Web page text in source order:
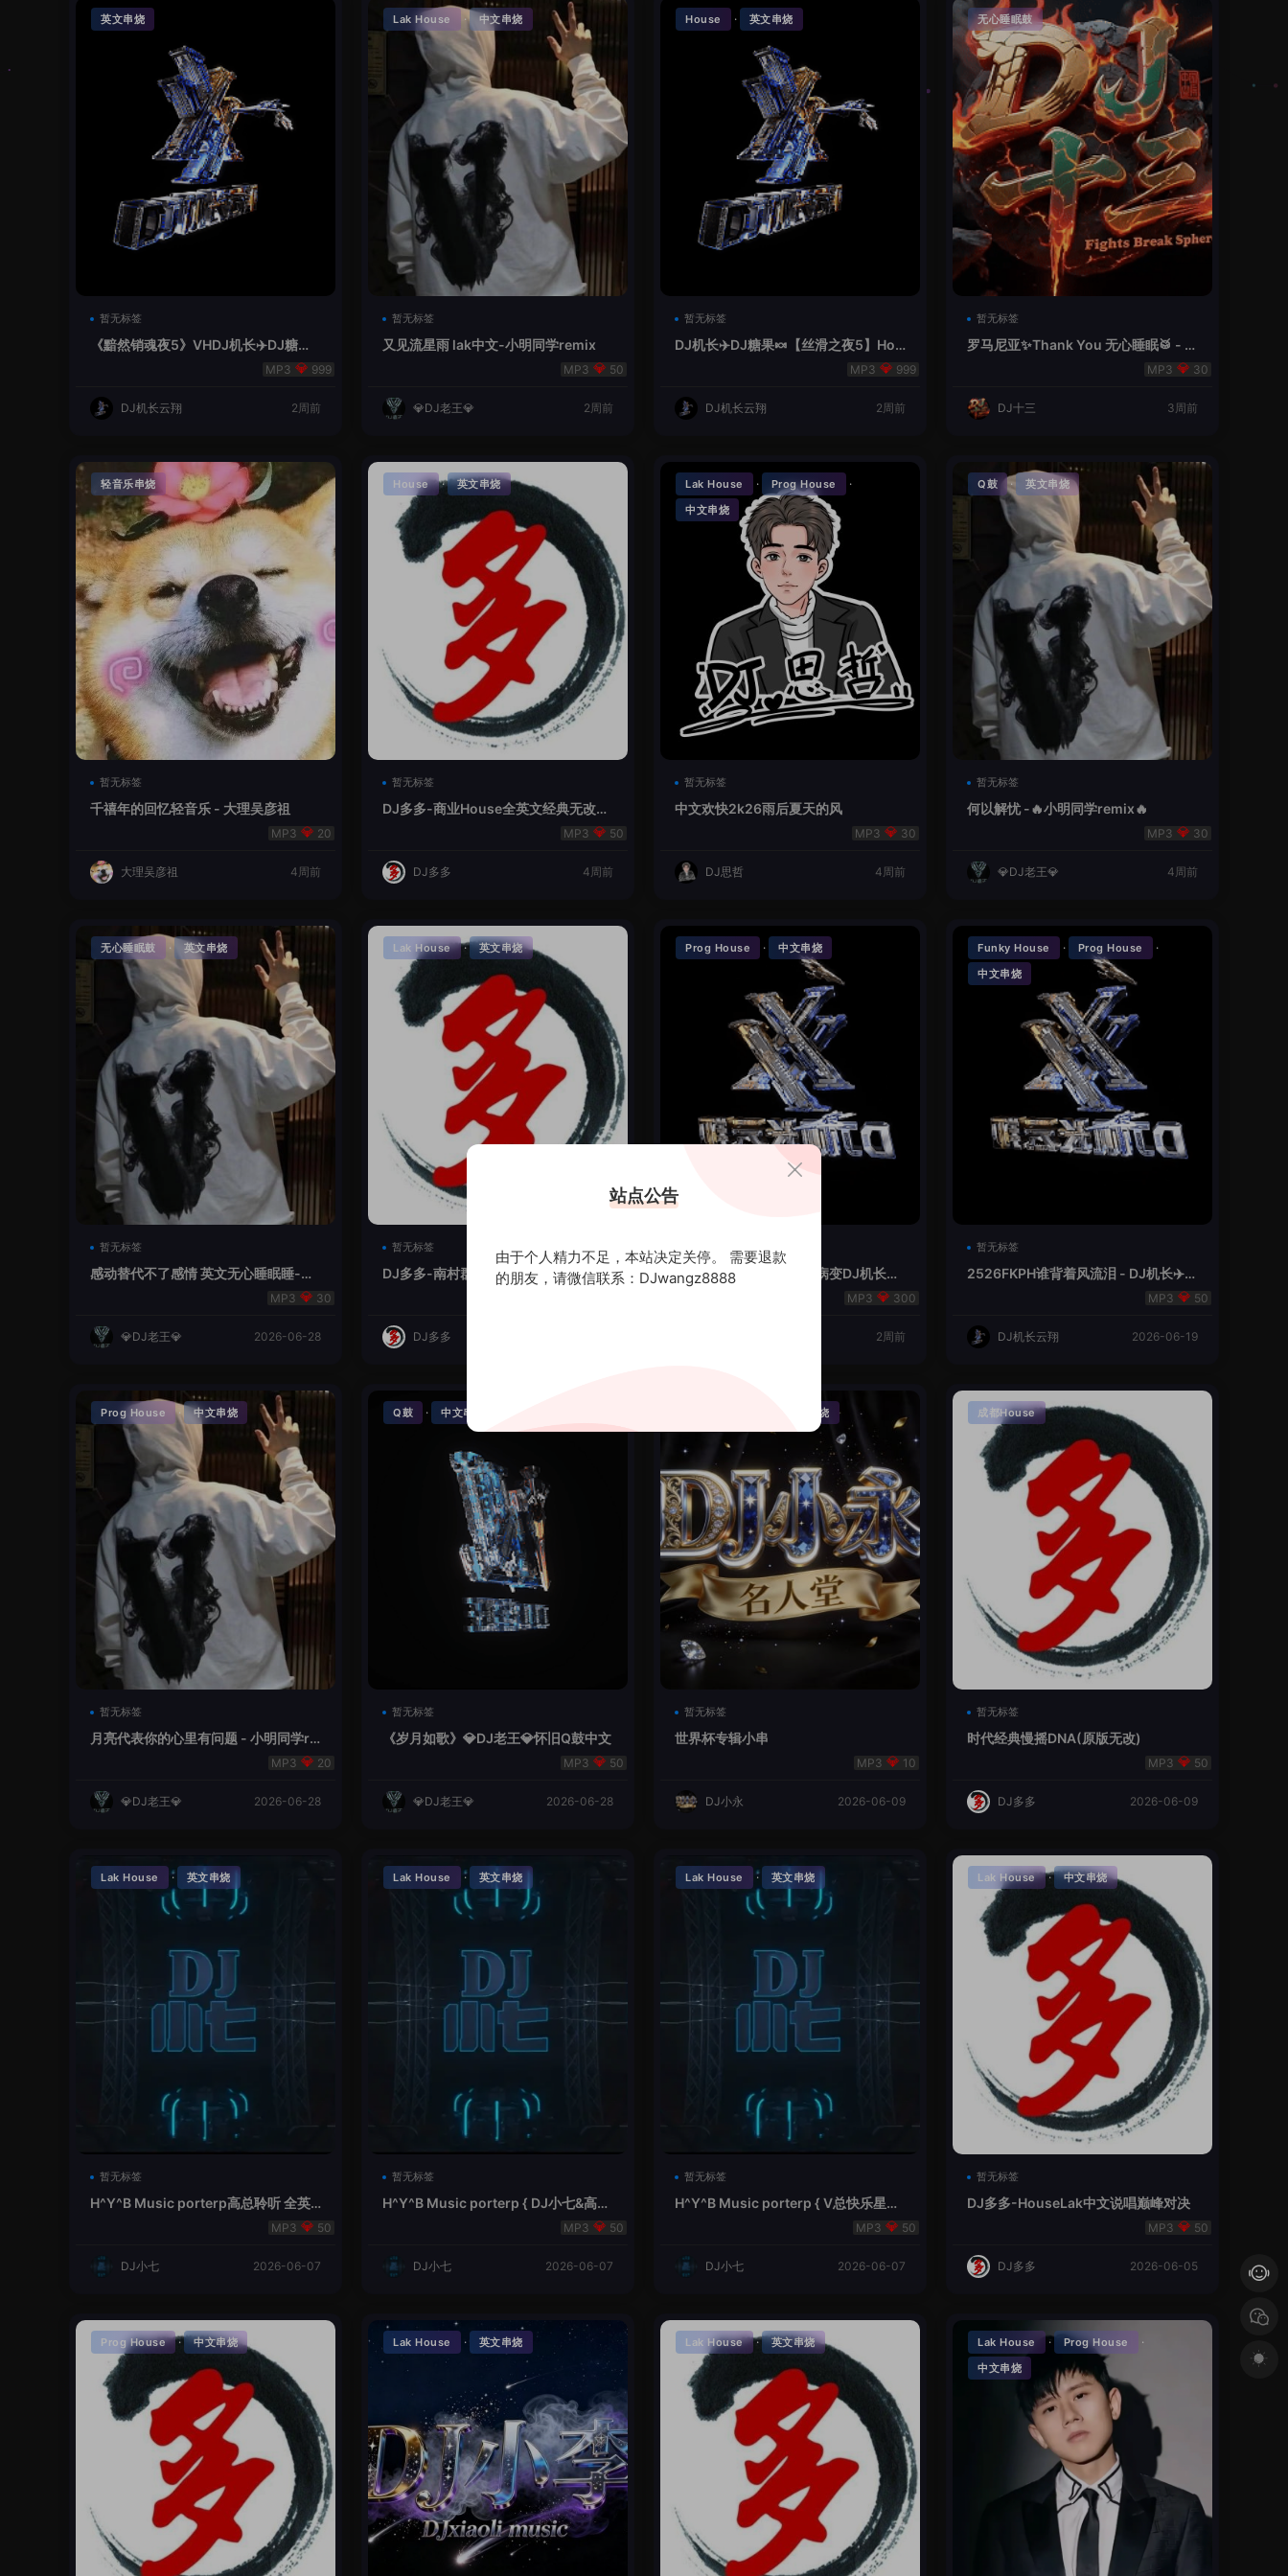
英文串烧
暂无标签
《黯然销魂夜5》VHDJ机长✈️DJ糖果
999
DJ机长云翔 2周前
Lak House · 中文串烧
暂无标签
又见流星雨 lak中文-小明同学remix
50
💎DJ老王💎 2周前
House · 英文串烧
暂无标签
DJ机长✈️DJ糖果🍬【丝滑之夜5】Hou
999
DJ机长云翔 2周前
无心睡眠鼓
暂无标签
罗马尼亚✨Thank You 无心睡眠🥁 - 十
30
DJ十三 3周前
轻音乐串烧
暂无标签
千禧年的回忆轻音乐 - 大理吴彦祖
20
大理吴彦祖 4周前
House · 英文串烧
暂无标签
DJ多多-商业House全英文经典无改版
50
DJ多多 4周前
Lak House · Prog House ·
中文串烧
暂无标签
中文欢快2k26雨后夏天的风
30
DJ思哲 4周前
Q鼓 · 英文串烧
暂无标签
何以解忧 -🔥小明同学remix🔥
30
💎DJ老王💎 4周前
无心睡眠鼓 · 英文串烧
暂无标签
感动替代不了感情 英文无心睡眠睡-小
30
💎DJ老王💎 2026-06-28
Lak House · 英文串烧
暂无标签
DJ多多-南村群童欺我老LakHouse全
DJ多多
Prog House · 中文串烧
暂无标签
时光回忆-讲真的爱你会病变DJ机长✈️
云翔
300
2周前
Funky House · Prog House ·
中文串烧
暂无标签
2526FKPH谁背着风流泪 - DJ机长✈️云
50
DJ机长云翔 2026-06-19
Prog House · 中文串烧
暂无标签
月亮代表你的心里有问题 - 小明同学re
20
💎DJ老王💎 2026-06-28
Q鼓 · 中文串烧
暂无标签
《岁月如歌》💎DJ老王💎怀旧Q鼓中文
50
💎DJ老王💎 2026-06-28
英文串烧
暂无标签
世界杯专辑小串
10
DJ小永 2026-06-09
成都House
暂无标签
时代经典慢摇DNA(原版无改)
50
DJ多多 2026-06-09
Lak House · 英文串烧
暂无标签
H^Y^B Music porterp高总聆听 全英
50
DJ小七 2026-06-07
Lak House · 英文串烧
暂无标签
H^Y^B Music porterp { DJ小七&高总
50
DJ小七 2026-06-07
Lak House · 英文串烧
暂无标签
H^Y^B Music porterp { V总快乐星球
50
DJ小七 2026-06-07
Lak House · 中文串烧
暂无标签
DJ多多-HouseLak中文说唱巅峰对决
50
DJ多多 2026-06-05
Prog House · 中文串烧 Lak House · 英文串烧 Lak House · 英文串烧 Lak House · Prog House ·
中文串烧
站点公告
由于个人精力不足，本站决定关停。 需要退款
的朋友，请微信联系：DJwangz8888